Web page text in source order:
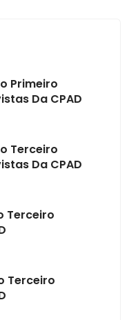
Primeiro
Da CPAD
Terceiro
Da CPAD
Terceiro
Terceiro